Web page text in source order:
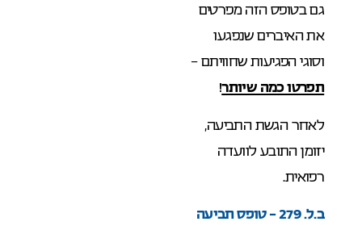
גם בטופס הזה מפרטים
את האיברים שנפגעו
וסוגי הפגיעות שחוויתם –
תפרטו כמה שיותר!
לאחר הגשת התביעה,
יזומן התובע לוועדה
רפואית.
ב.ל. 279 – טופס תביעה